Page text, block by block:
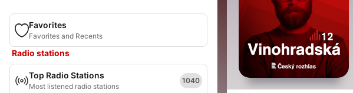
Favorites
Favorites and Recents
Radio stations
Top Radio Stations
Most listened radio stations
1040